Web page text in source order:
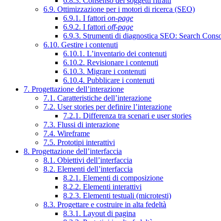
6.9. Ottimizzazione per i motori di ricerca (SEO)
6.9.1. I fattori on-page
6.9.2. I fattori off-page
6.9.3. Strumenti di diagnostica SEO: Search
6.10. Gestire i contenuti
6.10.1. L’inventario dei contenuti
6.10.2. Revisionare i contenuti
6.10.3. Migrare i contenuti
6.10.4. Pubblicare i contenuti
7. Progettazione dell’interazione
7.1. Caratteristiche dell’interazione
7.2. User stories per definire l’interazione
7.2.1. Differenza tra scenari e user stories
7.3. Flussi di interazione
7.4. Wireframe
7.5. Prototipi interattivi
8. Progettazione dell’interfaccia
8.1. Obiettivi dell’interfaccia
8.2. Elementi dell’interfaccia
8.2.1. Elementi di composizione
8.2.2. Elementi interattivi
8.2.3. Elementi testuali (microtesti)
8.3. Progettare e costruire in alta fedeltà
8.3.1. Layout di pagina